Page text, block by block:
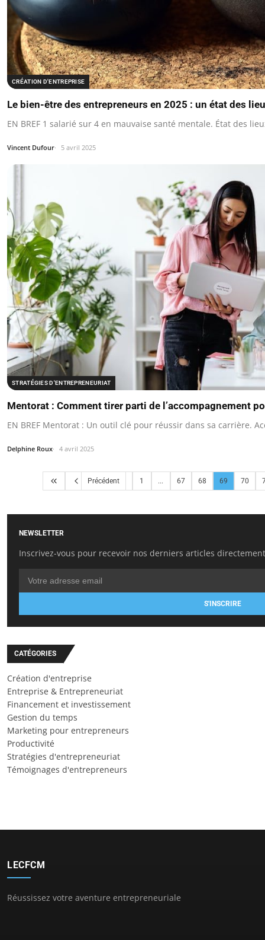
CRÉATION D'ENTREPRISE
Le bien-être des entrepreneurs en 2025 : un état des
EN BREF 1 salarié sur 4 en mauvaise santé mentale. État des
Vincent Dufour 5 avril 2025
STRATÉGIES D'ENTREPRENEURIAT
Mentorat : Comment tirer parti de l’accompagnement
EN BREF Mentorat : Un outil clé pour réussir dans sa carrière.
Delphine Roux 4 avril 2025
Précédent 1 ... 67 68 69 70
NEWSLETTER
Inscrivez-vous pour recevoir nos derniers articles
S'INSCRIRE
CATÉGORIES
Création d'entreprise
Entreprise & Entrepreneuriat
Financement et investissement
Gestion du temps
Marketing pour entrepreneurs
Productivité
Stratégies d'entrepreneuriat
Témoignages d'entrepreneurs
LECFCM
Réussissez votre aventure entrepreneuriale